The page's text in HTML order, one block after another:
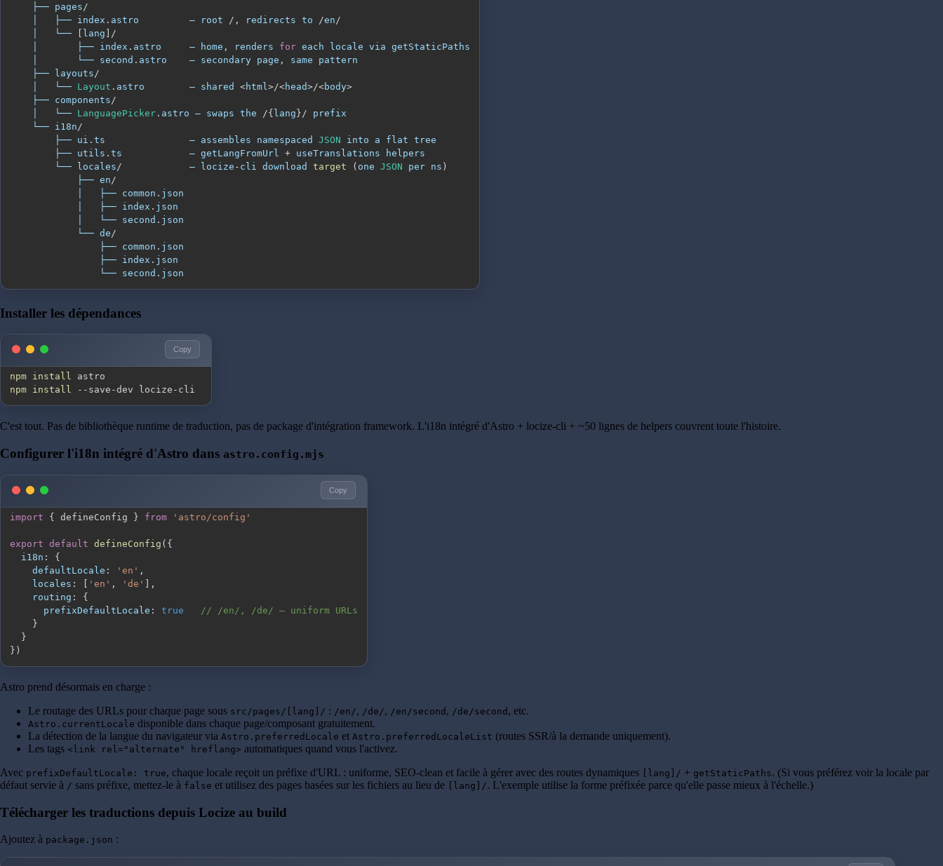
    ├── pages
/
    │   ├── index
. astro
         — root
/ , redirects to /en/
    │   └──
lang
/
    │       ├── index
. astro
     — home
, renders for
    │       └── second
. astro
    — secondary page
,
    ├── layouts
/
    │   └──
Layout . astro
        — shared
<html>/<head>/<body>
    ├── components
/
    │   └──
LanguagePicker . astro — swaps the /{ lang }/
    └── i18n
/
        ├── ui
. ts
               — assembles namespaced
JSON
        ├── utils
. ts
            — getLangFromUrl
+
        └── locales
/
            — locize
- cli download target ( one JSON per ns )
            ├── en
/
            │   ├── common
. json
            │   ├── index
. json
            │   └── second
. json
            └── de
/
                ├── common
. json
                ├── index
. json
                └── second
. json
Installer les dépendances
Copy
npm install
npm install --save-dev locize-cli
C'est tout. Pas de bibliothèque runtime de traduction, pas de package d'intégration framework. L'i18n intégré d'Astro + locize-cli + ~50 lignes de helpers couvrent toute l'histoire.
Configurer l'i18n intégré d'Astro dans astro.config.mjs
Copy
import { defineConfig } from 'astro/config'
export default defineConfig ( {
i18n :
{
defaultLocale : 'en' ,
locales : 'en' , 'de'
,
routing :
{
prefixDefaultLocale : true
// /en/, /de/ — uniform URLs
}
}
} )
Astro prend désormais en charge :
Le routage des URLs pour chaque page sous src/pages/[lang]/ : /en/, /de/, /en/second , /de/second , etc.
Astro.currentLocale disponible dans chaque page/composant gratuitement.
La détection de la langue du navigateur via Astro.preferredLocale et Astro.preferredLocaleList (routes SSR/à la demande uniquement).
Les tags <link rel="alternate" hreflang> automatiques quand vous l'activez.
Avec prefixDefaultLocale: true, chaque locale reçoit un préfixe d'URL : uniforme, SEO-clean et facile à gérer avec des routes dynamiques [lang]/ + getStaticPaths. (Si vous préférez voir la locale par
défaut servie à / sans préfixe, mettez-le à false et utilisez des pages basées sur les fichiers au lieu de [lang]/. L'exemple utilise la forme préfixée parce qu'elle passe mieux à l'échelle.)
Télécharger les traductions depuis Locize au build
Ajoutez à package.json :